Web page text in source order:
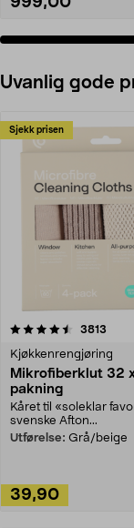
Uvanlig gode
Sjekk prisen
3813
Kjøkkenrengjøring
Mikrofiberklut 32
pakning
Kåret til «soleklar
svenske Afton...
Utførelse: Grå/beige
39,90
4.5av 5